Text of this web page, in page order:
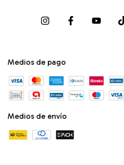
Medios de pago
Medios de envío